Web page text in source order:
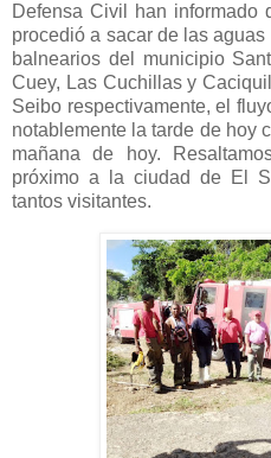
Defensa Civil han
procedió a sacar de las
balnearios del municipio
Cuey, Las Cuchillas y
Seibo respectivamente, el
notablemente la tarde de hoy
mañana de hoy.
próximo a la ciudad de El
tantos visitantes.